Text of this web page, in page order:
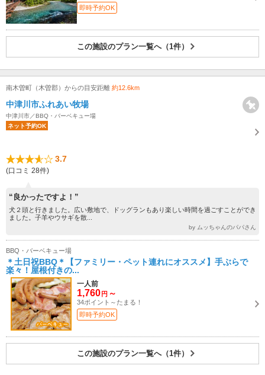
即時予約OK
この施設のプラン一覧へ（1件）
南木曽町（木曽郡）からの目安距離 約12.6km
中津川市ふれあい牧場
中津川市／BBQ・バーベキュー場
ネット予約OK
3.7
(口コミ 28件)
“良かったですよ！”
犬２頭と行きました。広い敷地で、ドッグランもあり楽しい時間を過ごすことができ
ました。子羊やウサギを散...
by ムッちゃんのパパさん
BBQ・バーベキュー場
＊土日祝BBQ＊【ファミリー・ペット連れにオススメ】手ぶらで
楽々！屋根付きの...
一人前
1,760 円 ～
34ポイント～たまる！
即時予約OK
この施設のプラン一覧へ（1件）